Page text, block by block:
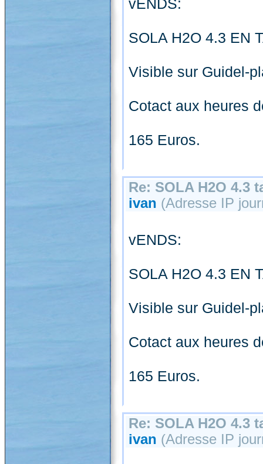
vENDS:
SOLA H2O 4.3 EN
Visible sur Guidel-
Cotact aux heures
165 Euros.
Re: SOLA H2O 4.3
ivan (Adresse IP
vENDS:
SOLA H2O 4.3 EN
Visible sur Guidel-
Cotact aux heures
165 Euros.
Re: SOLA H2O 4.3
ivan (Adresse IP